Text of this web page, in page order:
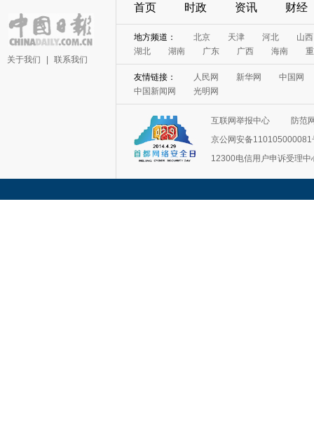
关于我们 联系我们
首页 时政 资讯 财经
地方频道： 北京 天津 河北
山西
湖北
湖南 广东 广西 海南
友情链接： 人民网 新华网
中国网
中国新闻网
光明网
互联网举报中心
防范
京公网安备110105000081
12300电信用户申诉受理中